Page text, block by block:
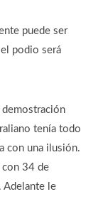
puede ser
podio será
demostración
tenía todo
con una ilusión.
con 34 de
Adelante le